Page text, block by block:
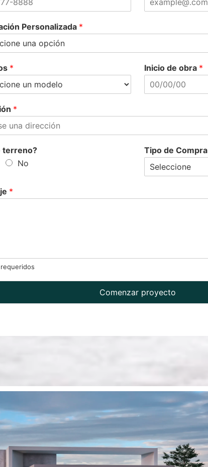
Personalizada *
* Inicio de obra *
*
terreno?
No
Tipo de Compra
*
Comenzar proyecto